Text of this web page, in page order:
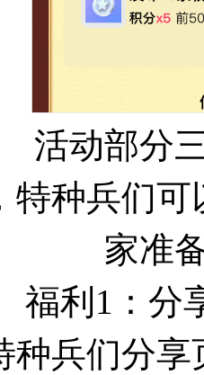
活动部分
特种兵们
家准
福利1：分
种兵们分